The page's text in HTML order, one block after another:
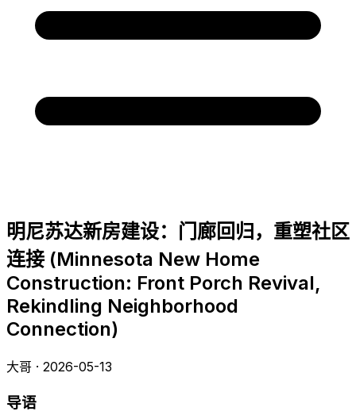
明尼苏达新房建设：门廊回归，重塑社区
连接 (Minnesota New Home
Construction: Front Porch Revival,
Rekindling Neighborhood
Connection)
大哥 · 2026-05-13
导语